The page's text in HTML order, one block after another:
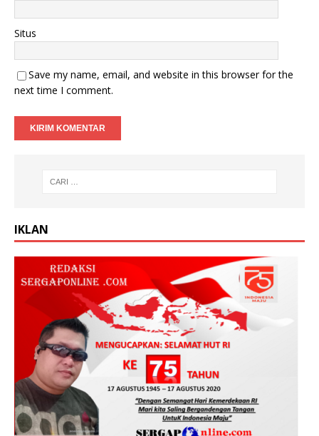
Situs
Save my name, email, and website in this browser for the
next time I comment.
IKLAN